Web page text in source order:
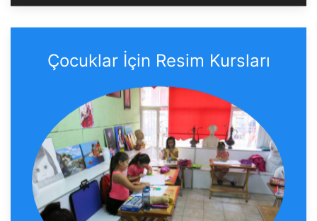
Çocuklar İçin Resim Kursları